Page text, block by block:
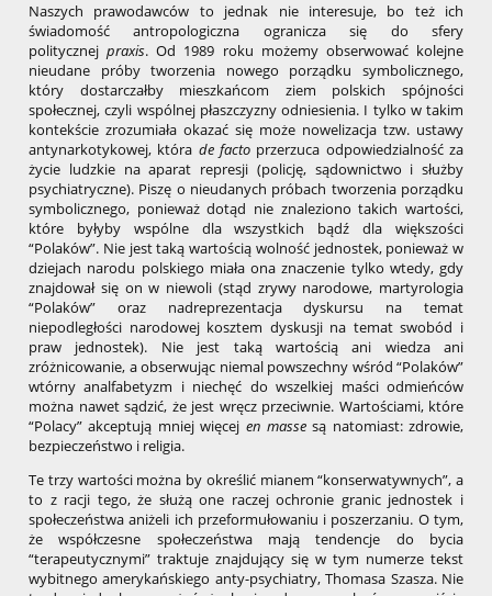
Naszych prawodawców to jednak nie interesuje, bo też ich
świadomość antropologiczna ogranicza się do sfery
politycznejpraxis. Od 1989 roku możemy obserwować kolejne
nieudane próby tworzenia nowego porządku symbolicznego,
który dostarczałby mieszkańcom ziem polskich spójności
społecznej, czyli wspólnej płaszczyzny odniesienia. I tylko w takim
kontekście zrozumiała okazać się może nowelizacja tzw. ustawy
antynarkotykowej, która de facto przerzuca odpowiedzialność za
życie ludzkie na aparat represji (policję, sądownictwo i służby
psychiatryczne). Piszę o nieudanych próbach tworzenia porządku
symbolicznego, ponieważ dotąd nie znaleziono takich wartości,
które byłyby wspólne dla wszystkich bądź dla większości
“Polaków”. Nie jest taką wartością wolność jednostek, ponieważ w
dziejach narodu polskiego miała ona znaczenie tylko wtedy, gdy
znajdował się on w niewoli (stąd zrywy narodowe, martyrologia
“Polaków” oraz nadreprezentacja dyskursu na temat
niepodległości narodowej kosztem dyskusji na temat swobód i
praw jednostek). Nie jest taką wartością ani wiedza ani
zróżnicowanie, a obserwując niemal powszechny wśród “Polaków”
wtórny analfabetyzm i niechęć do wszelkiej maści odmieńców
można nawet sądzić, że jest wręcz przeciwnie. Wartościami, które
“Polacy” akceptują mniej więcej en massesą natomiast: zdrowie,
bezpieczeństwo i religia.
Te trzy wartości można by określić mianem “konserwatywnych”, a
to z racji tego, że służą one raczej ochronie granic jednostek i
społeczeństwa aniżeli ich przeformułowaniu i poszerzaniu. O tym,
że współczesne społeczeństwa mają tendencje do bycia
“terapeutycznymi” traktuje znajdujący się w tym numerze tekst
wybitnego amerykańskiego anty-psychiatry, Thomasa Szasza. Nie